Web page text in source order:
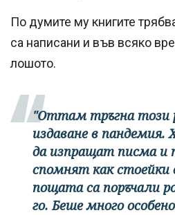
По думите му книгите
са написани и във всяко
лошото.
"Оттам тръгна този
издаване в пандемия.
да изпращат писма и
спомнят как стоейки
пощата са поръчали
го. Беше много